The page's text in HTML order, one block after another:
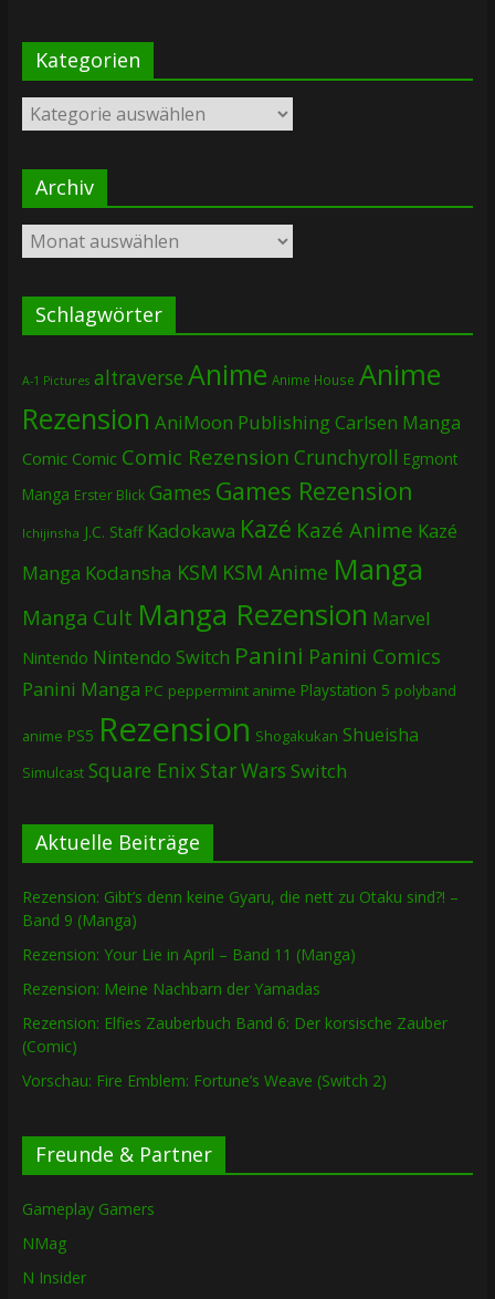
Kategorien
Kategorien
Archiv
Archiv
Schlagwörter
A-1 Pictures altraverse Anime Anime House Anime
Rezension AniMoon PublishingCarlsen Manga
Comic Comic Comic Rezension Crunchyroll Egmont
Manga Erster Blick Games Games Rezension
Ichijinsha J.C. Staff Kadokawa Kazé Kazé Anime Kazé
Manga Kodansha KSM KSM Anime Manga
Manga Cult Manga Rezension Marvel
Nintendo Nintendo Switch Panini Panini Comics
Panini Manga PC peppermint anime Playstation 5 polyband
anime PS5 Rezension Shogakukan Shueisha
Simulcast Square EnixStar Wars Switch
Aktuelle Beiträge
Rezension: Gibt’s denn keine Gyaru, die nett zu Otaku sind?! –
Band 9 (Manga)
Rezension: Your Lie in April – Band 11 (Manga)
Rezension: Meine Nachbarn der Yamadas
Rezension: Elfies Zauberbuch Band 6: Der korsische Zauber
(Comic)
Vorschau: Fire Emblem: Fortune’s Weave (Switch 2)
Freunde & Partner
Gameplay Gamers
NMag
N Insider